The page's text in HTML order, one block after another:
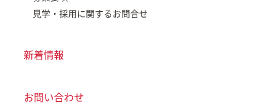
見学・採用に関するお問合せ
新着情報
お問い合わせ